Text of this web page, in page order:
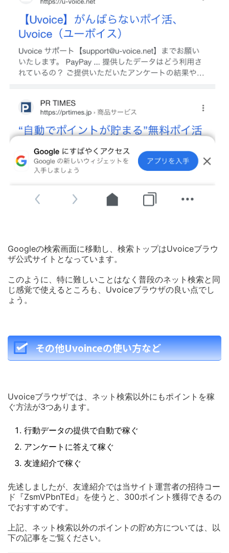
Googleの検索画面に移動し、検索トップはUvoiceブラウ
ザ公式サイトとなっています。
このように、特に難しいことはなく普段のネット検索と同
じ感覚で使えるところも、Uvoiceブラウザの良い点でし
ょう。
その他Uvoinceの使い方など
Uvoiceブラウザでは、ネット検索以外にもポイントを稼
ぐ方法が3つあります。
行動データの提供で自動で稼ぐ
アンケートに答えて稼ぐ
友達紹介で稼ぐ
先述しましたが、友達紹介では当サイト運営者の招待コー
ド『ZsmVPbnTEd』を使うと、300ポイント獲得できるの
でおすすめです。
上記、ネット検索以外のポイントの貯め方については、以
下の記事をご覧ください。